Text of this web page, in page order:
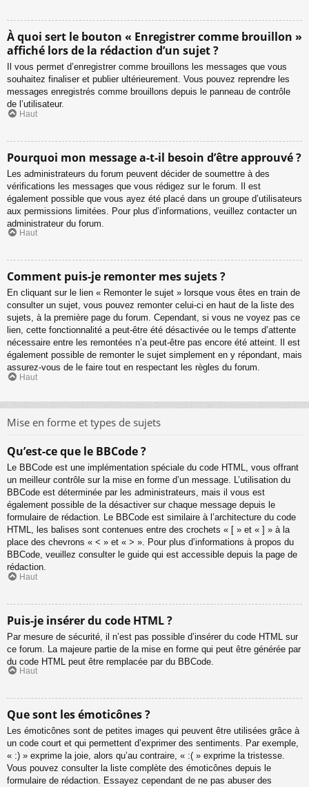
À quoi sert le bouton « Enregistrer comme brouillon »
affiché lors de la rédaction d’un sujet ?
Il vous permet d’enregistrer comme brouillons les messages que vous
souhaitez finaliser et publier ultérieurement. Vous pouvez reprendre les
messages enregistrés comme brouillons depuis le panneau de contrôle
de l’utilisateur.
Haut
Pourquoi mon message a-t-il besoin d’être approuvé ?
Les administrateurs du forum peuvent décider de soumettre à des
vérifications les messages que vous rédigez sur le forum. Il est
également possible que vous ayez été placé dans un groupe d’utilisateurs
aux permissions limitées. Pour plus d’informations, veuillez contacter un
administrateur du forum.
Haut
Comment puis-je remonter mes sujets ?
En cliquant sur le lien « Remonter le sujet » lorsque vous êtes en train de
consulter un sujet, vous pouvez remonter celui-ci en haut de la liste des
sujets, à la première page du forum. Cependant, si vous ne voyez pas ce
lien, cette fonctionnalité a peut-être été désactivée ou le temps d’attente
nécessaire entre les remontées n’a peut-être pas encore été atteint. Il est
également possible de remonter le sujet simplement en y répondant, mais
assurez-vous de le faire tout en respectant les règles du forum.
Haut
Mise en forme et types de sujets
Qu’est-ce que le BBCode ?
Le BBCode est une implémentation spéciale du code HTML, vous offrant
un meilleur contrôle sur la mise en forme d’un message. L’utilisation du
BBCode est déterminée par les administrateurs, mais il vous est
également possible de la désactiver sur chaque message depuis le
formulaire de rédaction. Le BBCode est similaire à l’architecture du code
HTML, les balises sont contenues entre des crochets « [ » et « ] » à la
place des chevrons « < » et « > ». Pour plus d’informations à propos du
BBCode, veuillez consulter le guide qui est accessible depuis la page de
rédaction.
Haut
Puis-je insérer du code HTML ?
Par mesure de sécurité, il n’est pas possible d’insérer du code HTML sur
ce forum. La majeure partie de la mise en forme qui peut être générée par
du code HTML peut être remplacée par du BBCode.
Haut
Que sont les émoticônes ?
Les émoticônes sont de petites images qui peuvent être utilisées grâce à
un code court et qui permettent d’exprimer des sentiments. Par exemple,
« :) » exprime la joie, alors qu’au contraire, « :( » exprime la tristesse.
Vous pouvez consulter la liste complète des émoticônes depuis le
formulaire de rédaction. Essayez cependant de ne pas abuser des